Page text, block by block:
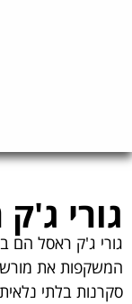
גורי
גורי ג'ק ראסל הם
המשקפות את
סקרנות בלתי